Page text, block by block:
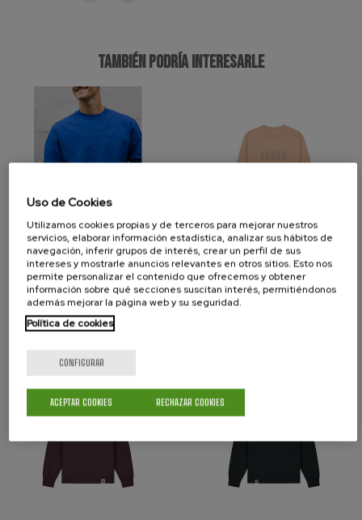
TAMBIÉN PODRÍA INTERESARLE
Sudadera Relief 2.0
azul...
Precio
50,00 €
Sudadera Relief 2.0
rosa...
Uso de Cookies
Utilizamos cookies propias y de terceros para mejorar nuestros
servicios, elaborar información estadística, analizar sus hábitos de
navegación, inferir grupos de interés, crear un perfil de sus
intereses y mostrarle anuncios relevantes en otros sitios. Esto nos
permite personalizar el contenido que ofrecemos y obtener
información sobre qué secciones suscitan interés, permitiéndonos
además mejorar la página web y su seguridad.
Política de cookies
CONFIGURAR
RECHAZAR COOKIES
ACEPTAR COOKIES